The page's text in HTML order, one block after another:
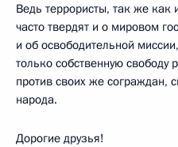
Ведь террористы, так же
часто твердят и о мировом
и об освободительной
только собственную свободу
против своих же сограждан,
народа.
Дорогие друзья!